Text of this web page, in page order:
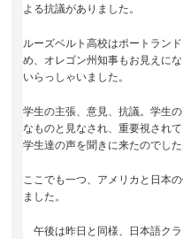
よる抗議がありました。
ルーズベルト高校はポートラン
め、オレゴン州知事もお見えに
いらっしゃいました。
学生の主張、意見、抗議。学生
なものと見なされ、重要視され
学生達の声を聞きに来たのでした
ここでも一つ、アメリカと日本
ました。
午後は昨日と同様、日本語ク